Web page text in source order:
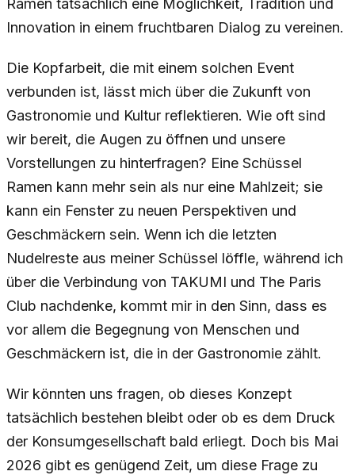
Ramen tatsächlich eine Möglichkeit, Tradition und
Innovation in einem fruchtbaren Dialog zu vereinen.
Die Kopfarbeit, die mit einem solchen Event
verbunden ist, lässt mich über die Zukunft von
Gastronomie und Kultur reflektieren. Wie oft sind
wir bereit, die Augen zu öffnen und unsere
Vorstellungen zu hinterfragen? Eine Schüssel
Ramen kann mehr sein als nur eine Mahlzeit; sie
kann ein Fenster zu neuen Perspektiven und
Geschmäckern sein. Wenn ich die letzten
Nudelreste aus meiner Schüssel löffle, während ich
über die Verbindung von TAKUMI und The Paris
Club nachdenke, kommt mir in den Sinn, dass es
vor allem die Begegnung von Menschen und
Geschmäckern ist, die in der Gastronomie zählt.
Wir könnten uns fragen, ob dieses Konzept
tatsächlich bestehen bleibt oder ob es dem Druck
der Konsumgesellschaft bald erliegt. Doch bis Mai
2026 gibt es genügend Zeit, um diese Frage zu